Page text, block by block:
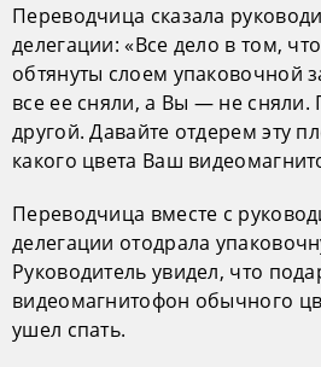
Переводчица сказала
делегации: «Все дело в том,
обтянуты слоем упаковочной
все ее сняли, а Вы — не сняли.
другой. Давайте отдерем эту
какого цвета Ваш
Переводчица вместе с
делегации отодрала
Руководитель увидел, что
видеомагнитофон обычного
ушел спать.